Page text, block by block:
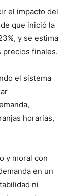
el impacto del
que inició la
y se estima
precios finales.
el sistema
horarias,
y moral con
en un
ni